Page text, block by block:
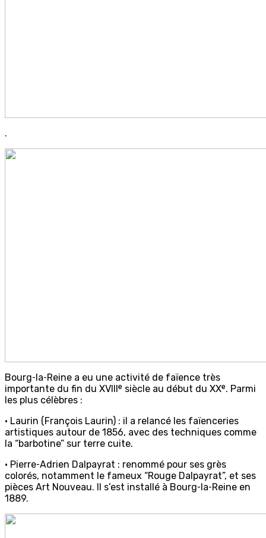
.
Bourg‑la‑Reine a eu une activité de faïence très
importante du fin du XVIIIᵉ siècle au début du XXᵉ. Parmi
les plus célèbres :
• Laurin (François Laurin) : il a relancé les faïenceries
artistiques autour de 1856, avec des techniques comme
la “barbotine” sur terre cuite.
• Pierre‑Adrien Dalpayrat : renommé pour ses grès
colorés, notamment le fameux “Rouge Dalpayrat”, et ses
pièces Art Nouveau. Il s’est installé à Bourg‑la‑Reine en
1889.